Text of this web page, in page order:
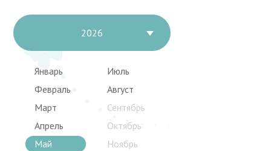
2026
Январь
Февраль
Март
Апрель
Май
Июль
Август
Сентябрь
Октябрь
Ноябрь